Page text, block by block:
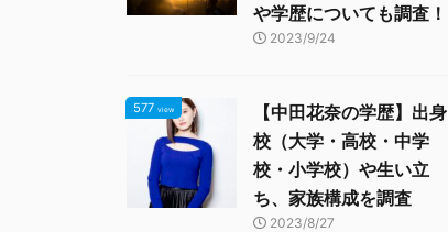
や学歴についても調査！
2023/9/24
577 view
【中田花奈の学歴】出身
校（大学・高校・中学
校・小学校）や生い立
ち、家族構成を調査
2023/8/27